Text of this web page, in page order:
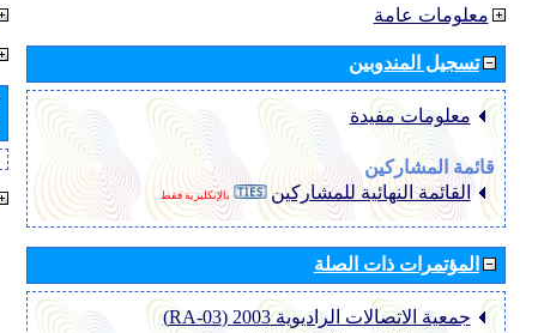
معلومات عامة
تسجيل المندوبين
معلومات مفيدة
قائمة المشاركين
القائمة النهائية للمشاركين
بالإنكليزية فقط
المؤتمرات ذات الصلة
جمعية الاتصالات الراديوية 2003 (RA-03)